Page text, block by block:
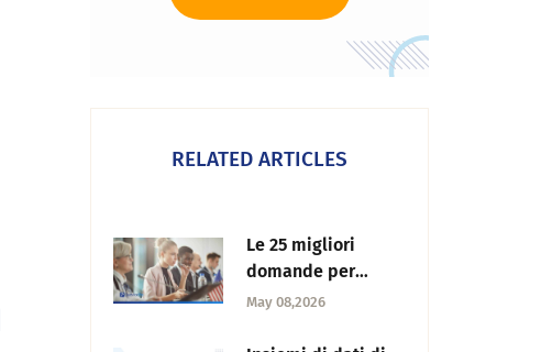
RELATED ARTICLES
Le 25 migliori
domande per
sondaggi politici
May 08,2026